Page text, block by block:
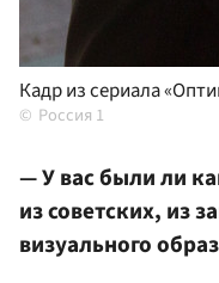
Кадр из сериала
Россия 1
— У вас были ли
из советских, из
визуального